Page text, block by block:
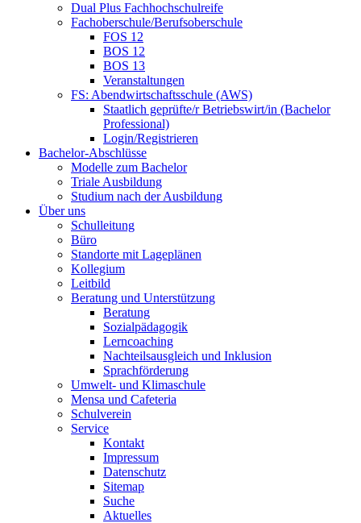
Dual Plus Fachhochschulreife
Fachoberschule/Berufsoberschule
FOS 12
BOS 12
BOS 13
Veranstaltungen
FS: Abendwirtschaftsschule (AWS)
Staatlich geprüfte/r Betriebswirt/in (Bachelor
Professional)
Login/Registrieren
Bachelor-Abschlüsse
Modelle zum Bachelor
Triale Ausbildung
Studium nach der Ausbildung
Über uns
Schulleitung
Büro
Standorte mit Lageplänen
Kollegium
Leitbild
Beratung und Unterstützung
Beratung
Sozialpädagogik
Lerncoaching
Nachteilsausgleich und Inklusion
Sprachförderung
Umwelt- und Klimaschule
Mensa und Cafeteria
Schulverein
Service
Kontakt
Impressum
Datenschutz
Sitemap
Suche
Aktuelles